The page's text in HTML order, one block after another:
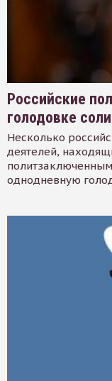
Российские
голодовке
Несколько
деятелей,
однодневную